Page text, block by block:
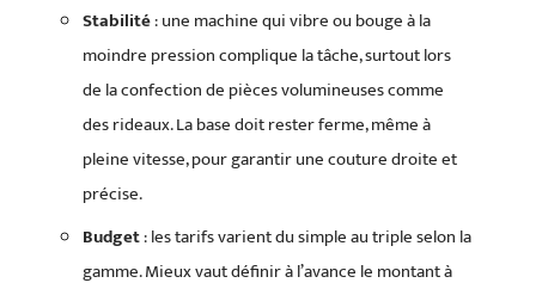
Stabilité: une machine qui vibre ou bouge à la
moindre pression complique la tâche, surtout lors
de la confection de pièces volumineuses comme
des rideaux. La base doit rester ferme, même à
pleine vitesse, pour garantir une couture droite et
précise.
Budget: les tarifs varient du simple au triple selon la
gamme. Mieux vaut définir à l’avance le montant à